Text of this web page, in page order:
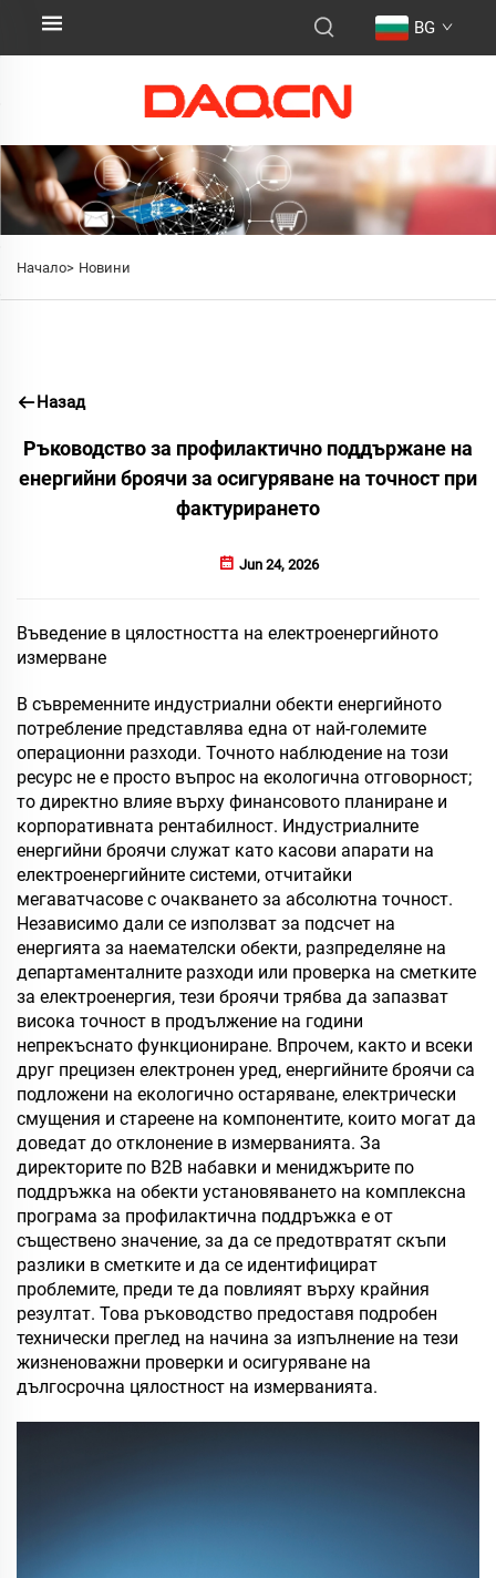
BG
Начало> Новини
Назад
Ръководство за профилактично поддържане на
енергийни броячи за осигуряване на точност при
фактурирането
Jun 24, 2026
Въведение в цялостността на електроенергийното
измерване
В съвременните индустриални обекти енергийното
потребление представлява една от най-големите
операционни разходи. Точното наблюдение на този
ресурс не е просто въпрос на екологична отговорност;
то директно влияе върху финансовото планиране и
корпоративната рентабилност. Индустриалните
енергийни броячи служат като касови апарати на
електроенергийните системи, отчитайки
мегаватчасове с очакването за абсолютна точност.
Независимо дали се използват за подсчет на
енергията за наемателски обекти, разпределяне на
департаменталните разходи или проверка на сметките
за електроенергия, тези броячи трябва да запазват
висока точност в продължение на години
непрекъснато функциониране. Впрочем, както и всеки
друг прецизен електронен уред, енергийните броячи са
подложени на екологично остаряване, електрически
смущения и стареене на компонентите, които могат да
доведат до отклонение в измерванията. За
директорите по B2B набавки и мениджърите по
поддръжка на обекти установяването на комплексна
програма за профилактична поддръжка е от
съществено значение, за да се предотвратят скъпи
разлики в сметките и да се идентифицират
проблемите, преди те да повлияят върху крайния
резултат. Това ръководство предоставя подробен
технически преглед на начина за изпълнение на тези
жизненоважни проверки и осигуряване на
дългосрочна цялостност на измерванията.